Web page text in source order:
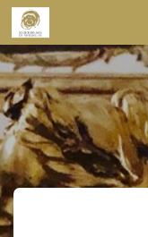
Skip to content